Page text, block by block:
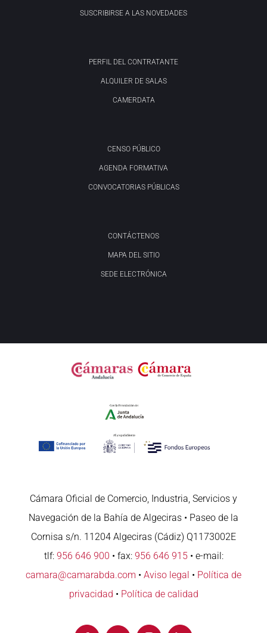
SUSCRIBIRSE A LAS NOVEDADES
PERFIL DEL CONTRATANTE
ALQUILER DE SALAS
CAMERDATA
CENSO PÚBLICO
AGENDA FORMATIVA
CONVOCATORIAS PÚBLICAS
CONTÁCTENOS
MAPA DEL SITIO
SEDE ELECTRÓNICA
Cámara Oficial de Comercio, Industria, Servicios y
Navegación de la Bahía de Algeciras • Paseo de la
Cornisa s/n. 11204 Algeciras (Cádiz) Q1173002E
tlf: 956 646 900 • fax: 956 646 915• e-mail:
camara@camarabda.com • Aviso legal • Política de
privacidad • Política de calidad